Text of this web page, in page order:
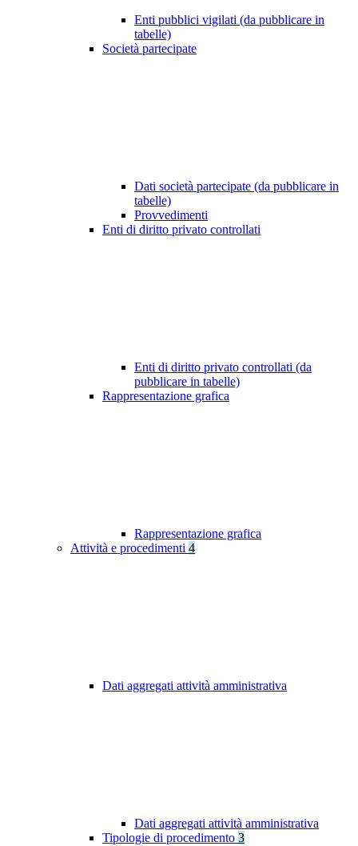
Enti pubblici vigilati (da pubblicare in
tabelle)
Società partecipate
Dati società partecipate (da pubblicare in
tabelle)
Provvedimenti
Enti di diritto privato controllati
Enti di diritto privato controllati (da
pubblicare in tabelle)
Rappresentazione grafica
Rappresentazione grafica
Attività e procedimenti 4
Dati aggregati attività amministrativa
Dati aggregati attività amministrativa
Tipologie di procedimento 3